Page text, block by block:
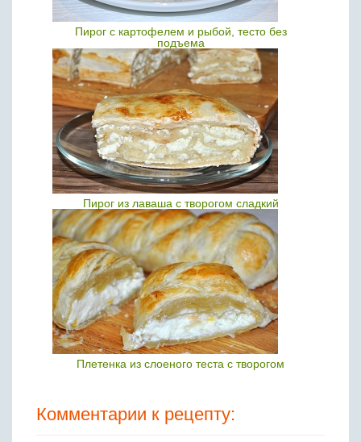
Пирог с картофелем и рыбой, тесто без
подъема
Пирог из лаваша с творогом сладкий
Плетенка из слоеного теста с творогом
Комментарии к рецепту: